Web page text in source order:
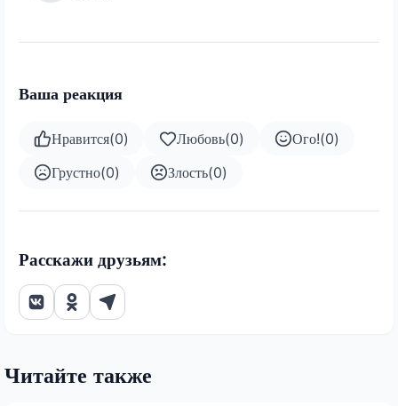
Ваша реакция
Нравится(0) Любовь(0) Ого!(0)
Грустно(0) Злость(0)
Расскажи друзьям:
Читайте также